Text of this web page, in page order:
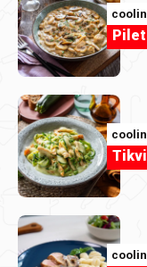
coolinarika